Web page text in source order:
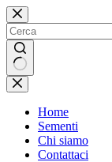
Salta
al
contenuto
Nessun
risultato
Home
Sementi
Chi siamo
Contattaci